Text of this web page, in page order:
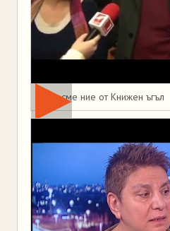
Това сме ние от Книжен ъгъл